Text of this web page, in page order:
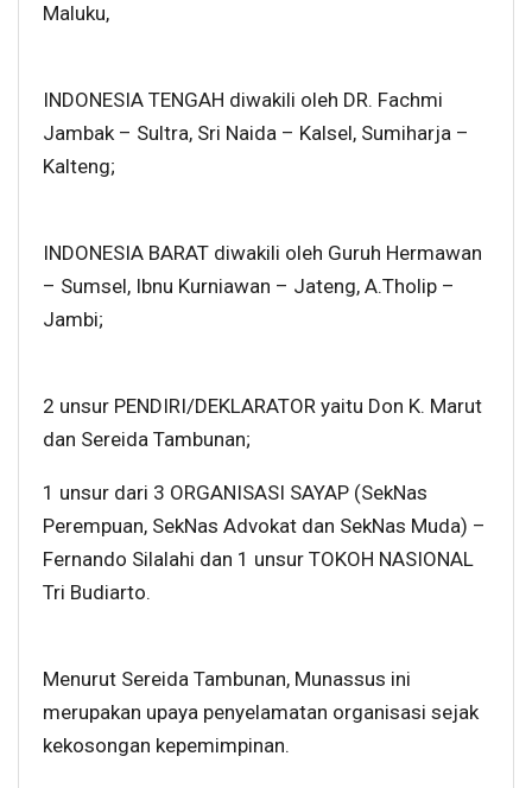
Maluku,
INDONESIA TENGAH diwakili oleh DR. Fachmi
Jambak – Sultra, Sri Naida – Kalsel, Sumiharja –
Kalteng;
INDONESIA BARAT diwakili oleh Guruh Hermawan
– Sumsel, Ibnu Kurniawan – Jateng, A.Tholip –
Jambi;
2 unsur PENDIRI/DEKLARATOR yaitu Don K. Marut
dan Sereida Tambunan;
1 unsur dari 3 ORGANISASI SAYAP (SekNas
Perempuan, SekNas Advokat dan SekNas Muda) –
Fernando Silalahi dan 1 unsur TOKOH NASIONAL
Tri Budiarto.
Menurut Sereida Tambunan, Munassus ini
merupakan upaya penyelamatan organisasi sejak
kekosongan kepemimpinan.